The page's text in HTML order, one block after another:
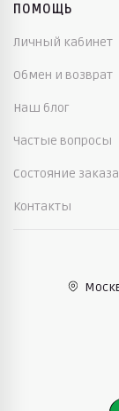
ПОМОЩЬ
Личный кабинет
Обмен и возврат
Наш блог
Частые вопросы
Состояние заказа
Контакты